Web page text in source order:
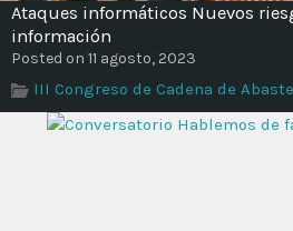
Validating Enterprise
Architectures In The
Time
Ataques informáticos Nuevos
información
Posted on 11 agosto, 2023
III Congreso de Cadena de